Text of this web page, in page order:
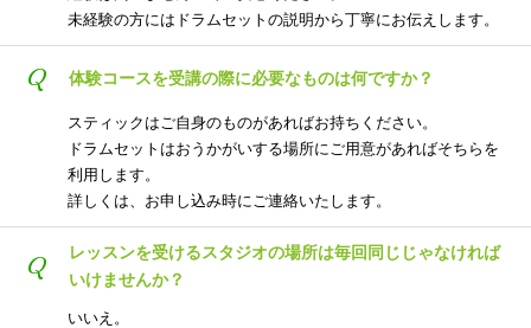
未経験の方にはドラムセットの説明から丁寧にお伝えします。
Q 体験コースを受講の際に必要なものは何ですか？
スティックはご自身のものがあればお持ちください。
ドラムセットはおうかがいする場所にご用意があればそちらを
利用します。
詳しくは、お申し込み時にご連絡いたします。
Q
レッスンを受けるスタジオの場所は毎回同じじゃなければ
いけませんか？
いいえ。